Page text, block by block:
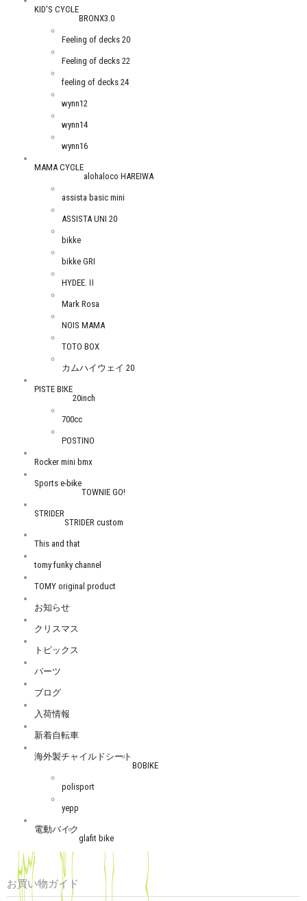
KID'S CYCLE
BRONX3.0
Feeling of decks 20
Feeling of decks 22
feeling of decks 24
wynn12
wynn14
wynn16
MAMA CYCLE
alohaloco HAREIWA
assista basic mini
ASSISTA UNI 20
bikke
bikke GRI
HYDEE.Ⅱ
Mark Rosa
NOIS MAMA
TOTO BOX
カムハイウェイ 20
PISTE BIKE
20inch
700cc
POSTINO
Rocker mini bmx
Sports e-bike
TOWNIE GO!
STRIDER
STRIDER custom
This and that
tomy funky channel
TOMY original product
お知らせ
クリスマス
トピックス
パーツ
ブログ
入荷情報
新着自転車
海外製チャイルドシート
BOBIKE
polisport
yepp
電動バイク
glafit bike
お買い物ガイド